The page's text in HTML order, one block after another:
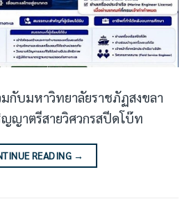
กับมหาวิทยาลัยราชภัฏสงขลา
ญาตรีสายวิศวกรสปีดโบ๊ท
READING →